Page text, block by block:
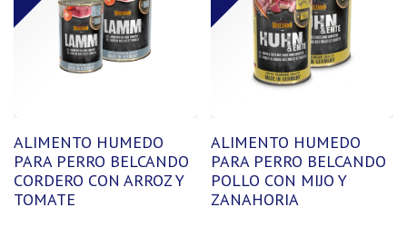
ALIMENTO HUMEDO
PARA PERRO BELCANDO
CORDERO CON ARROZ Y
TOMATE
ALIMENTO HUMEDO
PARA PERRO BELCANDO
POLLO CON MIJO Y
ZANAHORIA